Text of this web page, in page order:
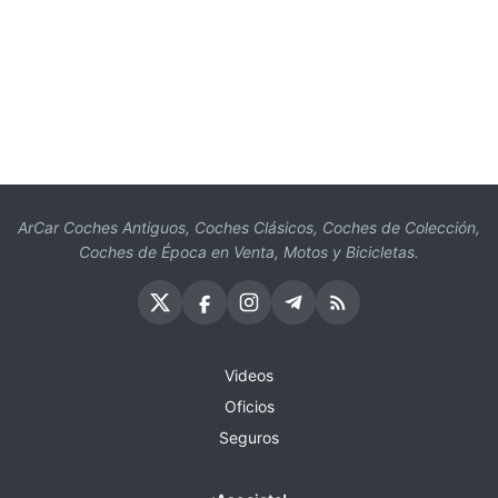
ArCar Coches Antiguos, Coches Clásicos, Coches de Colección,
Coches de Época en Venta, Motos y Bicicletas.
Videos
Oficios
Seguros